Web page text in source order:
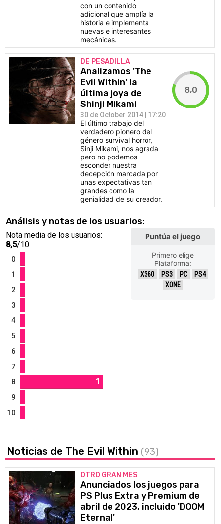
con un contenido
adicional que amplía la
historia e implementa
nuevas e interesantes
mecánicas.
DE PESADILLA
Analizamos 'The
Evil Within' la
última joya de
Shinji Mikami
30 de October 2014 | 17:20
El último trabajo del
verdadero pionero del
género survival horror,
Sinji Mikami, nos agrada
pero no podemos
esconder nuestra
decepción marcada por
unas expectativas tan
grandes como la
genialidad de su creador.
8,0
Análisis y notas de los usuarios:
Nota media de los usuarios:
8,5/10
0
1
2
3
4
5
6
7
8
1
9
10
Puntúa el juego
Primero elige
Plataforma:
X360 PS3 PC
PS4
XONE
Noticias de The Evil Within (93)
OTRO GRAN MES
Anunciados los juegos para
PS Plus Extra y Premium de
abril de 2023, incluido 'DOOM
Eternal'